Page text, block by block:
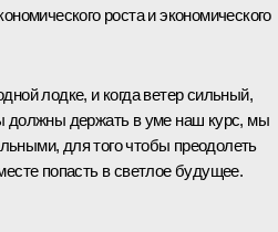
роста и экономического
лодке, и когда ветер сильный,
должны держать в уме наш курс, мы
для того чтобы преодолеть
попасть в светлое будущее.